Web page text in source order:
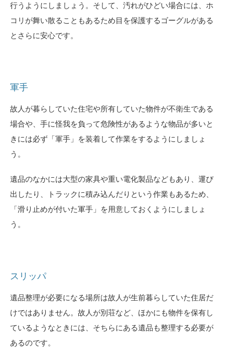
行うようにしましょう。そして、汚れがひどい場合には、ホ
コリが舞い散ることもあるため目を保護するゴーグルがある
とさらに安心です。
軍手
故人が暮らしていた住宅や所有していた物件が不衛生である
場合や、手に怪我を負って危険性があるような物品が多いと
きには必ず「軍手」を装着して作業をするようにしましょ
う。
遺品のなかには大型の家具や重い電化製品などもあり、運び
出したり、トラックに積み込んだりという作業もあるため、
「滑り止めが付いた軍手」を用意しておくようにしましょ
う。
スリッパ
遺品整理が必要になる場所は故人が生前暮らしていた住居だ
けではありません。故人が別荘など、ほかにも物件を保有し
ているようなときには、そちらにある遺品も整理する必要が
あるのです。